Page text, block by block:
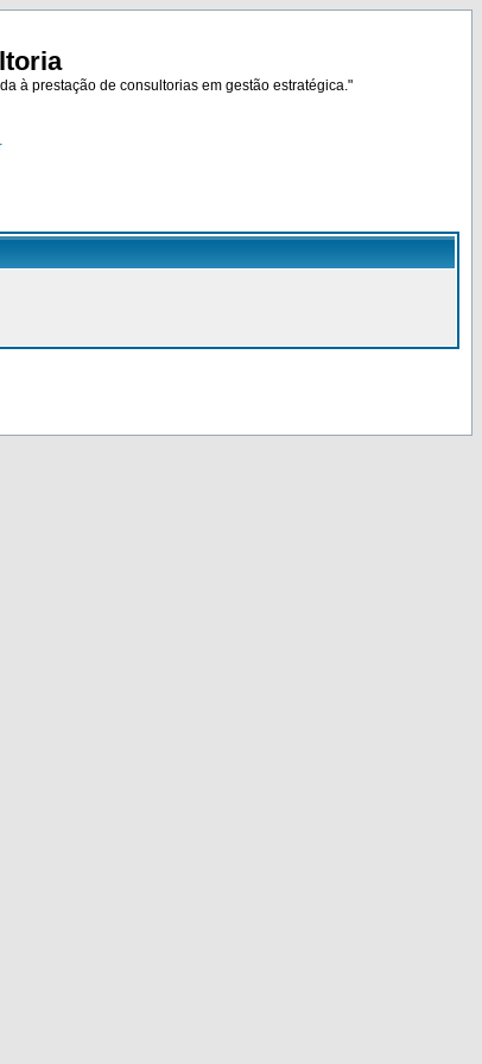
à prestação de consultorias em gestão estratégica."